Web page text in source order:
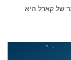
של קארל היא